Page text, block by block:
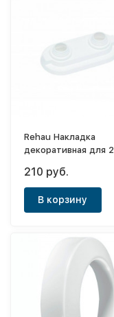
Rehau Накладка
декоративная для 2
Дн 15мм
210 руб.
В корзину